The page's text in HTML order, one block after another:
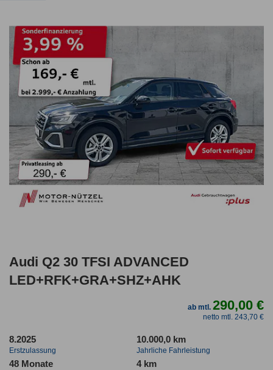
Audi Q2 30 TFSI ADVANCED
LED+RFK+GRA+SHZ+AHK
ab mtl.290,00 €
netto mtl. 243,70 €
8.2025
Erstzulassung
10.000,0 km
Jahrliche Fahrleistung
48 Monate 4 km